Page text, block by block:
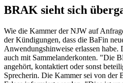
BRAK sieht sich
Wie die Kammer der NJW auf
der Kündigungen, dass die BaFin
Anwendungshinweise erlassen
auch mit Sammelanderkonten. "Die
angehört, kontaktiert oder sonst
Sprecherin. Die Kammer sei von der